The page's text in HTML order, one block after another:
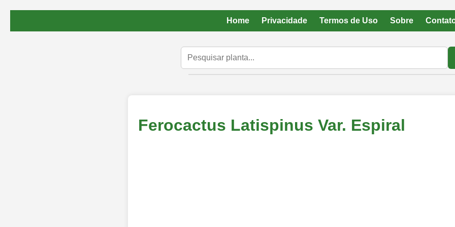
Home Privacidade Termos de Uso Sobre
Ferocactus Latispinus Var. Espiral